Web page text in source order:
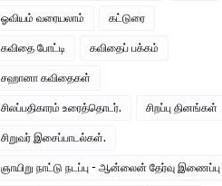
ஓவியம் வரையலாம் கட்டுரை
கவிதை போட்டி கவிதைப் பக்கம்
சஹானா கவிதைகள்
சிலப்பதிகாரம் உரைத்தொடர். சிறப்பு தினங்கள்
சிறுவர் இசைப்பாடல்கள்.
ஞாயிறு நாட்டு நடப்பு - ஆன்லைன் தேர்வு இணைப்பு